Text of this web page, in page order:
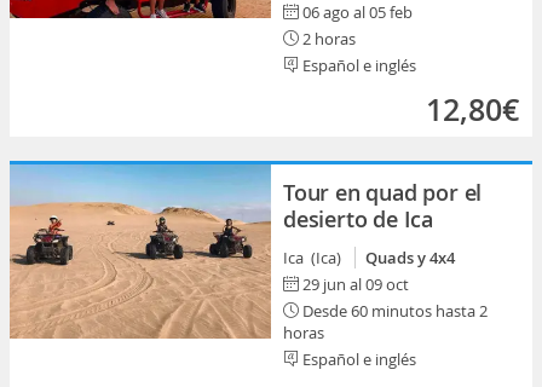
06 ago al 05 feb
2 horas
Español e inglés
12,80€
Tour en quad por el
desierto de Ica
Ica (Ica)
Quads y 4x4
29 jun al 09 oct
Desde 60 minutos hasta 2
horas
Español e inglés